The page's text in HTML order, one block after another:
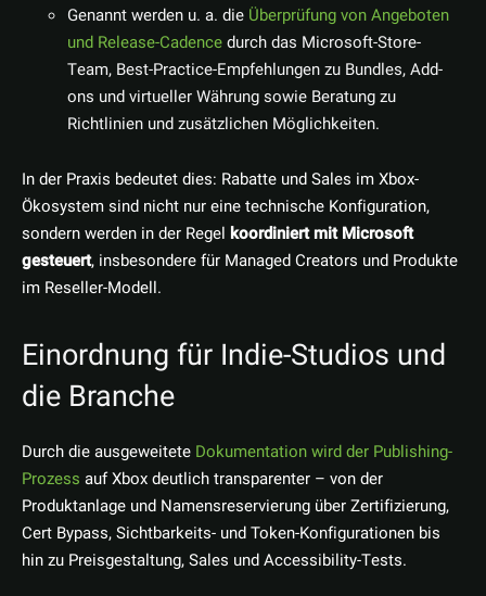
Genannt werden u. a. die Überprüfung von Angeboten
und Release-Cadencedurch das Microsoft-Store-
Team, Best-Practice-Empfehlungen zu Bundles, Add-
ons und virtueller Währung sowie Beratung zu
Richtlinien und zusätzlichen Möglichkeiten.
In der Praxis bedeutet dies: Rabatte und Sales im Xbox-
Ökosystem sind nicht nur eine technische Konfiguration,
sondern werden in der Regel koordiniert mit Microsoft
gesteuert, insbesondere für Managed Creators und Produkte
im Reseller-Modell.
Einordnung für Indie-Studios und
die Branche
Durch die ausgeweitete Dokumentation wird der Publishing-
Prozess auf Xbox deutlich transparenter – von der
Produktanlage und Namensreservierung über Zertifizierung,
Cert Bypass, Sichtbarkeits- und Token-Konfigurationen bis
hin zu Preisgestaltung, Sales und Accessibility-Tests.